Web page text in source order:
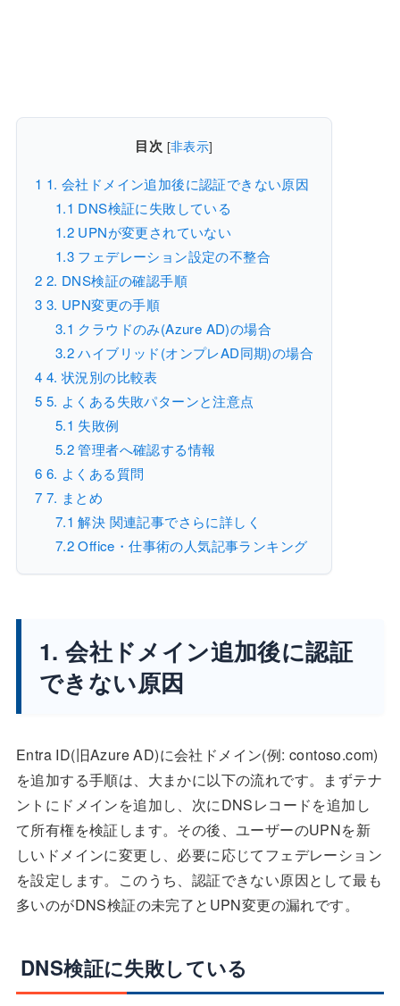
目次 [非表示]
1 1. 会社ドメイン追加後に認証できない原因
1.1 DNS検証に失敗している
1.2UPNが変更されていない
1.3フェデレーション設定の不整合
2 2. DNS検証の確認手順
3 3. UPN変更の手順
3.1 クラウドのみ(Azure AD)の場合
3.2ハイブリッド(オンプレAD同期)の場合
4 4. 状況別の比較表
5 5. よくある失敗パターンと注意点
5.1 失敗例
5.2管理者へ確認する情報
6 6. よくある質問
7 7. まとめ
7.1 解決 関連記事でさらに詳しく
7.2Office・仕事術の人気記事ランキング
1. 会社ドメイン追加後に認証
できない原因
Entra ID(旧Azure AD)に会社ドメイン(例: contoso.com)
を追加する手順は、大まかに以下の流れです。まずテナ
ントにドメインを追加し、次にDNSレコードを追加し
て所有権を検証します。その後、ユーザーのUPNを新
しいドメインに変更し、必要に応じてフェデレーション
を設定します。このうち、認証できない原因として最も
多いのがDNS検証の未完了とUPN変更の漏れです。
DNS検証に失敗している